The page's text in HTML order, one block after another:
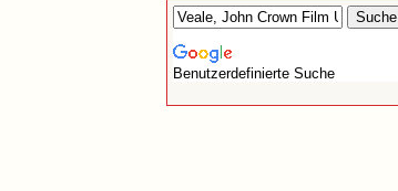
Benutzerdefinierte Suche